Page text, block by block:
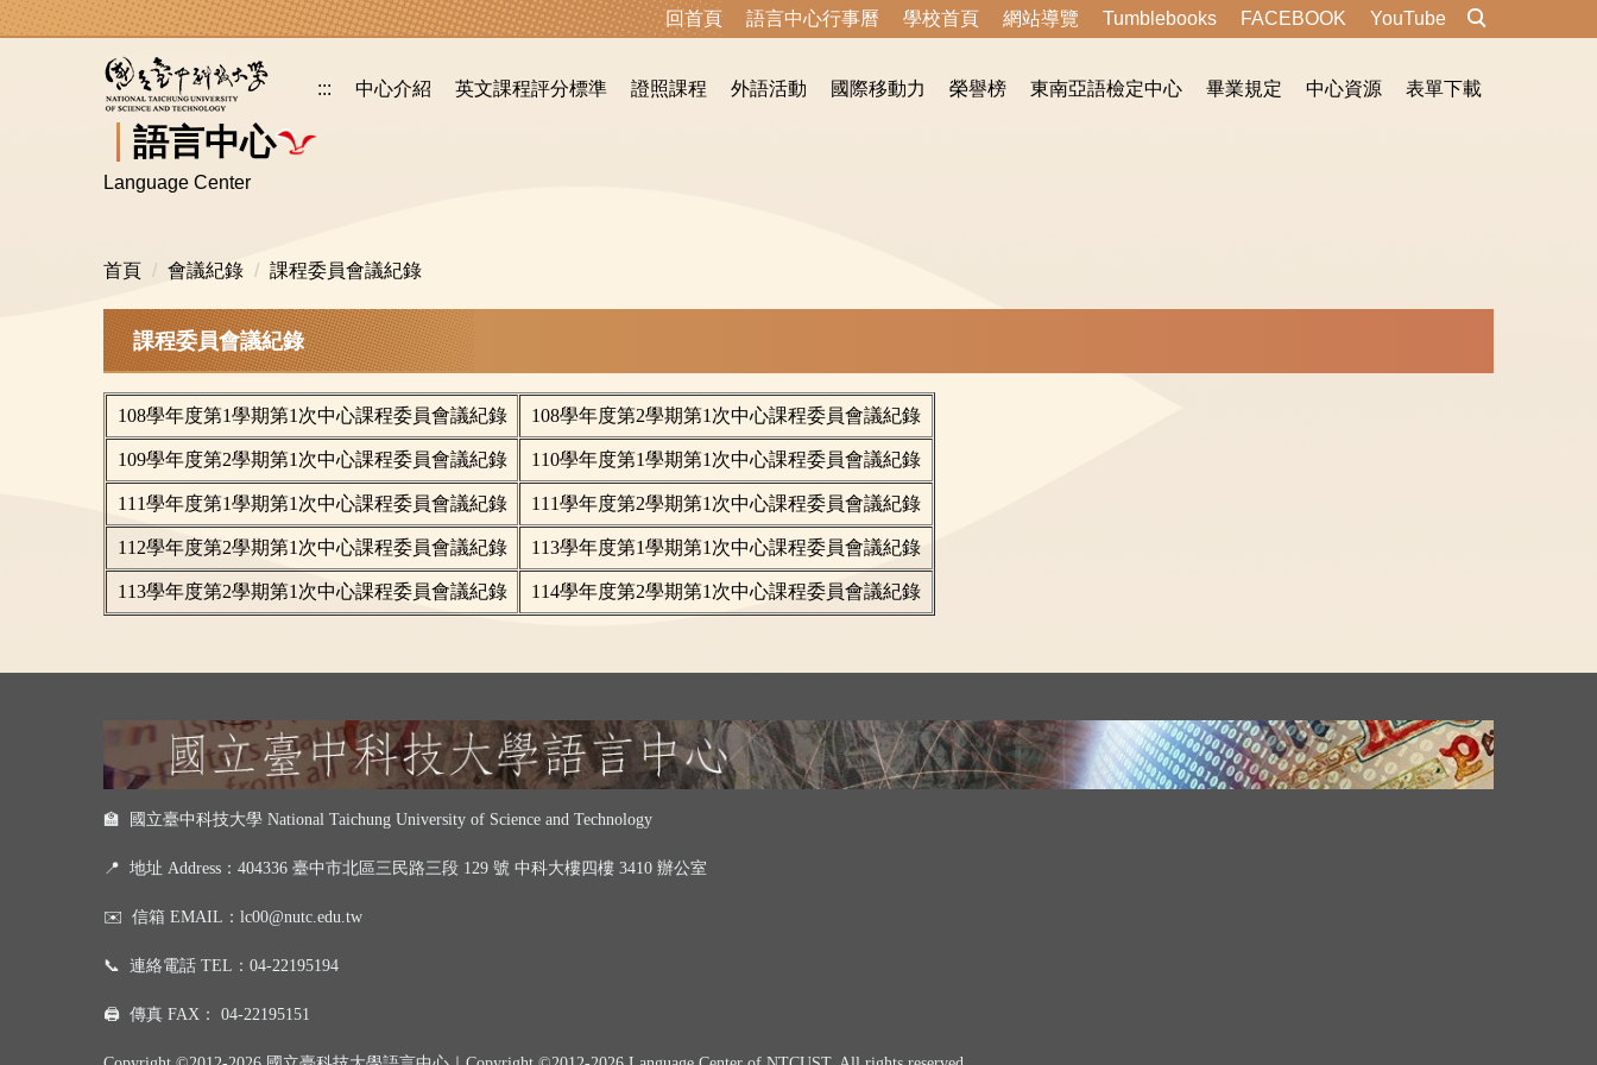
跳
語言中心
Language Center
回首頁 語言中心行事曆 學校首頁 網站導覽 Tumblebooks FACEBOOK YouTube
::: 中心介紹 英文課程評分標準 證照課程 外語活動 國際移動力 榮譽榜 東南亞語檢定中心 畢業規定 中心資源 表單下載
首頁 會議紀錄 課程委員會議紀錄
課程委員會議紀錄
108學年度第1學期第1次中心課程委員會議紀錄 108學年度第2學期第1次中心課程委員會議紀錄
109學年度第2學期第1次中心課程委員會議紀錄 110學年度第1學期第1次中心課程委員會議紀錄
111學年度第1學期第1次中心課程委員會議紀錄 111學年度第2學期第1次中心課程委員會議紀錄
112學年度第2學期第1次中心課程委員會議紀錄 113學年度第1學期第1次中心課程委員會議紀錄
113學年度第2學期第1次中心課程委員會議紀錄 114學年度第2學期第1次中心課程委員會議紀錄
🏫 國立臺中科技大學 National Taichung University of Science and Technology
📍 地址 Address：404336 臺中市北區三民路三段 129 號 中科大樓四樓 3410 辦公室
✉️ 信箱 EMAIL： lc00@nutc.edu.tw
📞 連絡電話 TEL： 04-22195194
🖨️ 傳真 FAX： 04-22195151